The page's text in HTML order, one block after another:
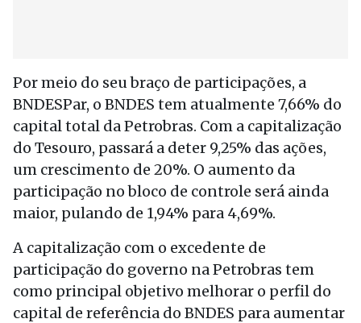
Por meio do seu braço de participações, a
BNDESPar, o BNDES tem atualmente 7,66% do
capital total da Petrobras. Com a capitalização
do Tesouro, passará a deter 9,25% das ações,
um crescimento de 20%. O aumento da
participação no bloco de controle será ainda
maior, pulando de 1,94% para 4,69%.
A capitalização com o excedente de
participação do governo na Petrobras tem
como principal objetivo melhorar o perfil do
capital de referência do BNDES para aumentar